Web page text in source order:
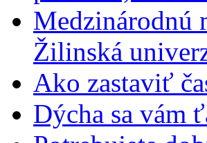
Medzinárodnú
Žilinská
Ako zastaviť
Dýcha sa vám